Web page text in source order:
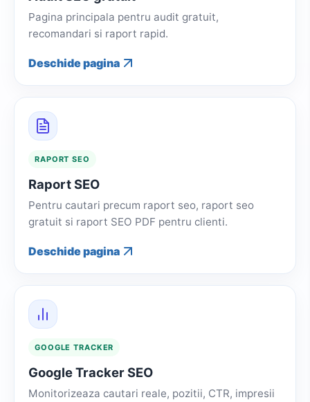
Pagina principala pentru audit gratuit,
recomandari si raport rapid.
Deschide pagina
RAPORT SEO
Raport SEO
Pentru cautari precum raport seo, raport seo
gratuit si raport SEO PDF pentru clienti.
Deschide pagina
GOOGLE TRACKER
Google Tracker SEO
Monitorizeaza cautari reale, pozitii, CTR, impresii